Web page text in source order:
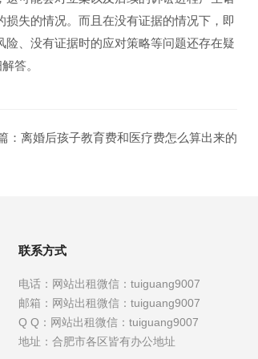
失的情况。而且在没有证据的情况下，即
、没有证据时的应对策略等问题还存在疑
答。
： 离婚后孩子教育费和医疗费怎么算出来的
联系方式
电话： 网站出租微信：tuiguang9007
邮箱： 网站出租微信：tuiguang9007
Q Q： 网站出租微信：tuiguang9007
地址： 合肥市各区皆有办公地址